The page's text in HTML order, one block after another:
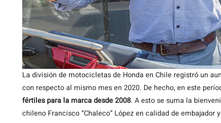
La división de motocicletas de Honda en Chile registró un
con respecto al mismo mes en 2020. De hecho, en este
fértiles para la marca desde 2008. A esto se suma la
chileno Francisco “Chaleco” López en calidad de embajador